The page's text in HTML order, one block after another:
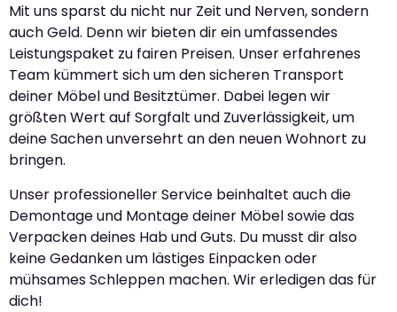
Mit uns sparst du nicht nur Zeit und Nerven, sondern
auch Geld. Denn wir bieten dir ein umfassendes
Leistungspaket zu fairen Preisen. Unser erfahrenes
Team kümmert sich um den sicheren Transport
deiner Möbel und Besitztümer. Dabei legen wir
größten Wert auf Sorgfalt und Zuverlässigkeit, um
deine Sachen unversehrt an den neuen Wohnort zu
bringen.
Unser professioneller Service beinhaltet auch die
Demontage und Montage deiner Möbel sowie das
Verpacken deines Hab und Guts. Du musst dir also
keine Gedanken um lästiges Einpacken oder
mühsames Schleppen machen. Wir erledigen das für
dich!